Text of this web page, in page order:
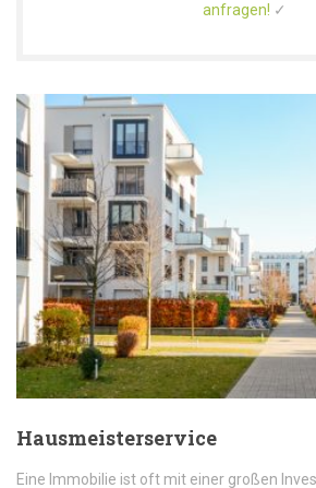
anfragen! ✓
Hausmeisterservice
Eine Immobilie ist oft mit einer großen